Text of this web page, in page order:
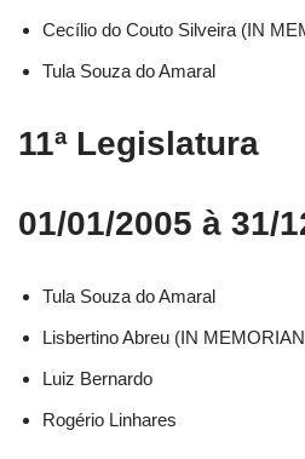
Cecílio do Couto Silveira (IN
Tula Souza do Amaral
11ª Legislatura
01/01/2005 à 31/
Tula Souza do Amaral
Lisbertino Abreu (IN
Luiz Bernardo
Rogério Linhares